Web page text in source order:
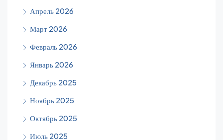
Апрель 2026
Март 2026
Февраль 2026
Январь 2026
Декабрь 2025
Ноябрь 2025
Октябрь 2025
Июль 2025